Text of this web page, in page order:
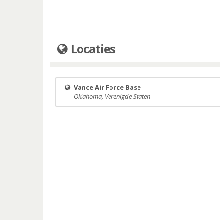
Locaties
Vance Air Force Base
Oklahoma, Verenigde Staten